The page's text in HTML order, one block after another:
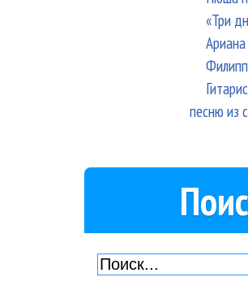
«Три
песню из